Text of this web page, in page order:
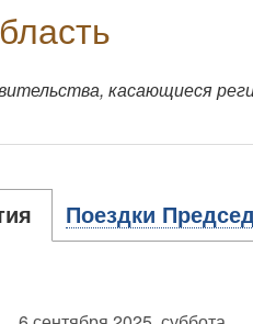
касающиеся
Поездки